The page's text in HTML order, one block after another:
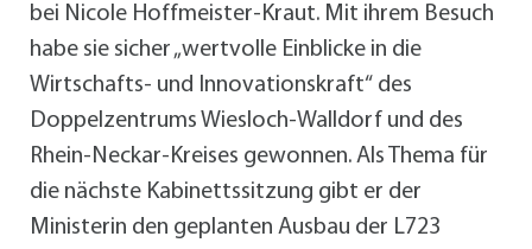
bei Nicole Hoffmeister-Kraut. Mit ihrem Besuch
habe sie sicher „wertvolle Einblicke in die
Wirtschafts- und Innovationskraft“ des
Doppelzentrums Wiesloch-Walldorf und des
Rhein-Neckar-Kreises gewonnen. Als Thema für
die nächste Kabinettssitzung gibt er der
Ministerin den geplanten Ausbau der L723